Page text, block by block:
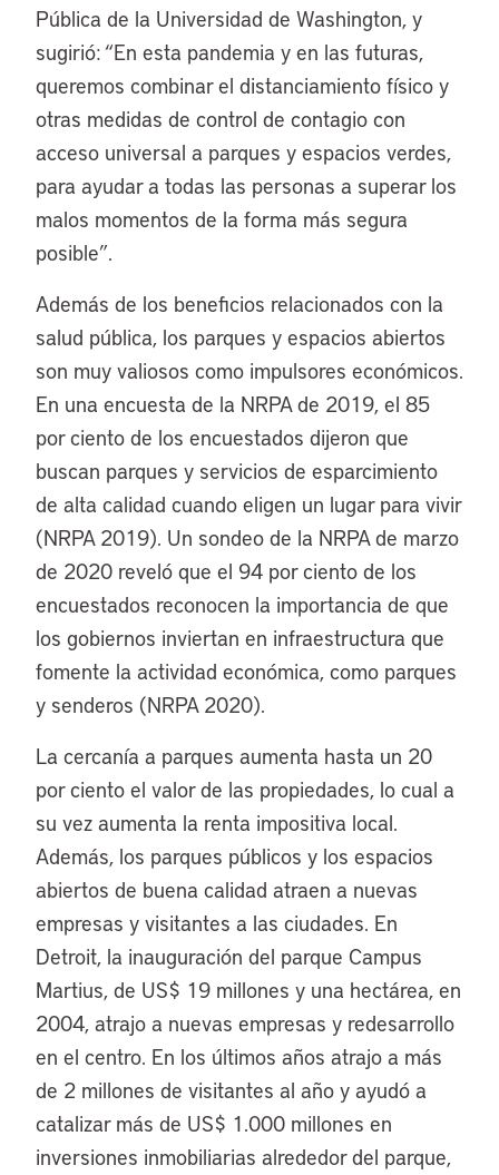
Pública de la Universidad de Washington, y
sugirió: “En esta pandemia y en las futuras,
queremos combinar el distanciamiento físico y
otras medidas de control de contagio con
acceso universal a parques y espacios verdes,
para ayudar a todas las personas a superar los
malos momentos de la forma más segura
posible”.
Además de los beneficios relacionados con la
salud pública, los parques y espacios abiertos
son muy valiosos como impulsores económicos.
En una encuesta de la NRPA de 2019, el 85
por ciento de los encuestados dijeron que
buscan parques y servicios de esparcimiento
de alta calidad cuando eligen un lugar para vivir
(NRPA 2019). Un sondeo de la NRPA de marzo
de 2020 reveló que el 94 por ciento de los
encuestados reconocen la importancia de que
los gobiernos inviertan en infraestructura que
fomente la actividad económica, como parques
y senderos (NRPA 2020).
La cercanía a parques aumenta hasta un 20
por ciento el valor de las propiedades, lo cual a
su vez aumenta la renta impositiva local.
Además, los parques públicos y los espacios
abiertos de buena calidad atraen a nuevas
empresas y visitantes a las ciudades. En
Detroit, la inauguración del parque Campus
Martius, de US$ 19 millones y una hectárea, en
2004, atrajo a nuevas empresas y redesarrollo
en el centro. En los últimos años atrajo a más
de 2 millones de visitantes al año y ayudó a
catalizar más de US$ 1.000 millones en
inversiones inmobiliarias alrededor del parque,